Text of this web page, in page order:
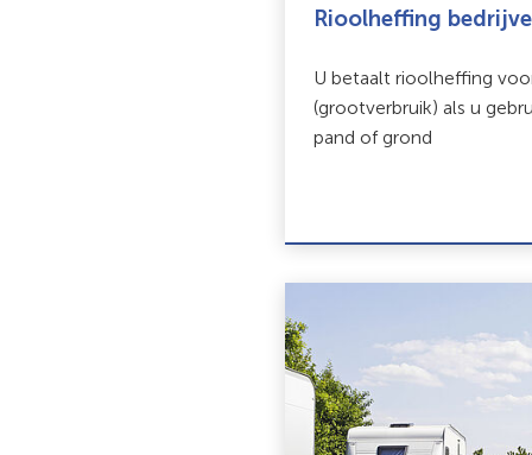
Rioolheffing
U betaalt rioolheffing
(grootverbruik) als u
pand of grond